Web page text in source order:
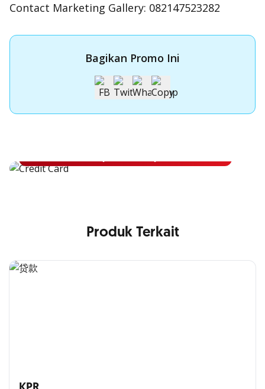
Contact Marketing Gallery: 082147523282
Bagikan Promo Ini
Apply Kartu Kredit OCBC NISP
Produk Terkait